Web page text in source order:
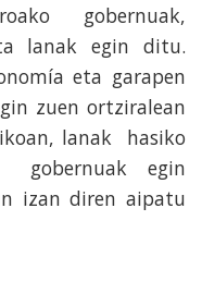
gobernuak,
lanak egin ditu.
eta garapen
zuen ortziralean
lanak hasiko
gobernuak egin
izan diren aipatu